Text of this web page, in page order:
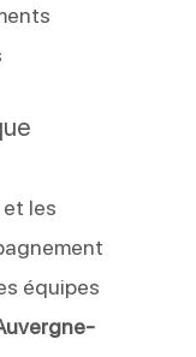
les
équipes